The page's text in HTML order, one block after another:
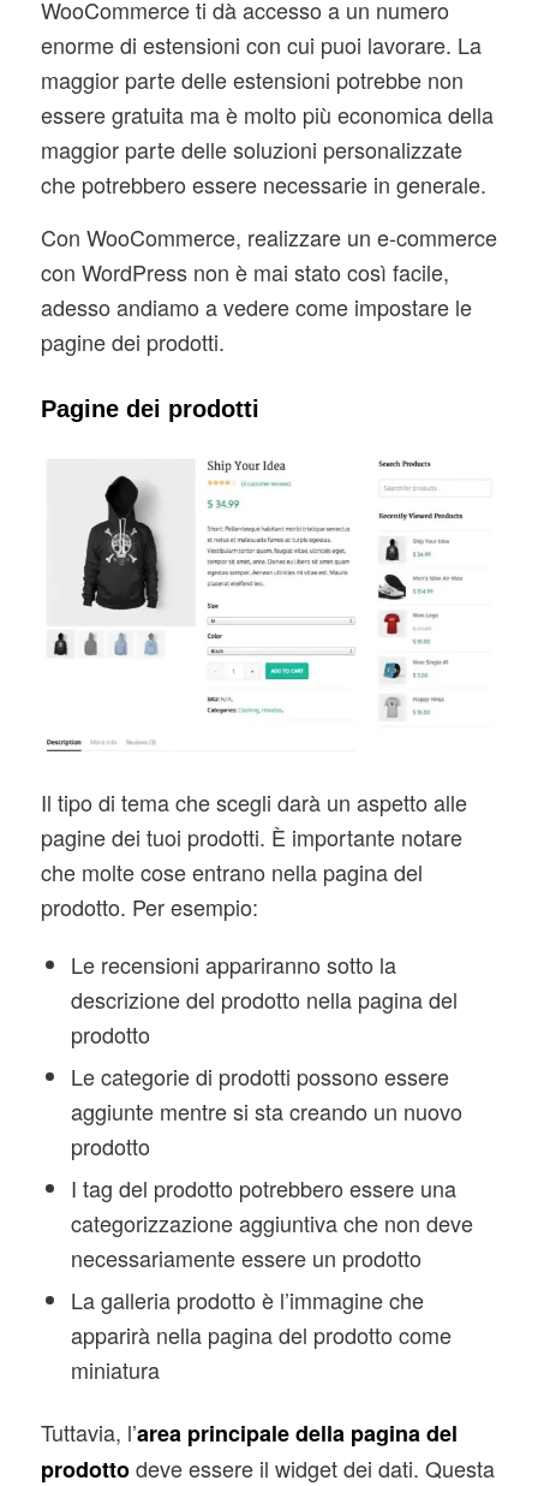
WooCommerce ti dà accesso a un numero
enorme di estensioni con cui puoi lavorare. La
maggior parte delle estensioni potrebbe non
essere gratuita ma è molto più economica della
maggior parte delle soluzioni personalizzate
che potrebbero essere necessarie in generale.
Con WooCommerce, realizzare un e-commerce
con WordPress non è mai stato così facile,
adesso andiamo a vedere come impostare le
pagine dei prodotti.
Pagine dei prodotti
Il tipo di tema che scegli darà un aspetto alle
pagine dei tuoi prodotti. È importante notare
che molte cose entrano nella pagina del
prodotto. Per esempio:
Le recensioni appariranno sotto la
descrizione del prodotto nella pagina del
prodotto
Le categorie di prodotti possono essere
aggiunte mentre si sta creando un nuovo
prodotto
I tag del prodotto potrebbero essere una
categorizzazione aggiuntiva che non deve
necessariamente essere un prodotto
La galleria prodotto è l’immagine che
apparirà nella pagina del prodotto come
miniatura
Tuttavia, l’area principale della pagina del
prodottodeve essere il widget dei dati. Questa